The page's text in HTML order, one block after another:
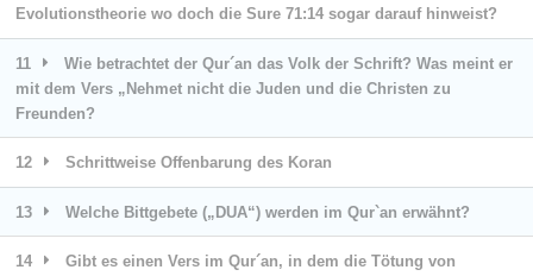
Evolutionstheorie wo doch die Sure 71:14 sogar darauf hinweist?
11
Wie betrachtet der Qur´an das Volk der Schrift? Was meint er
mit dem Vers „Nehmet nicht die Juden und die Christen zu
Freunden?
12 Schrittweise Offenbarung des Koran
13 Welche Bittgebete („DUA“) werden im Qur`an erwähnt?
14
Gibt es einen Vers im Qur´an, in dem die Tötung von